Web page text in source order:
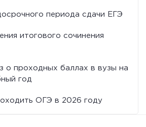
периода сдачи ЕГЭ
итогового сочинения
о проходных баллах в вузы на
год
ОГЭ в 2026 году